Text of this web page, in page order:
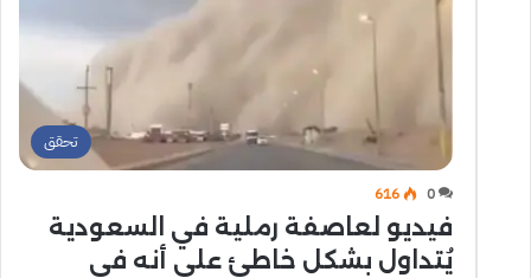
تحقق
0
616
فيديو لعاصفة رملية في السعودية
يُتداول بشكل خاطئ على أنه في